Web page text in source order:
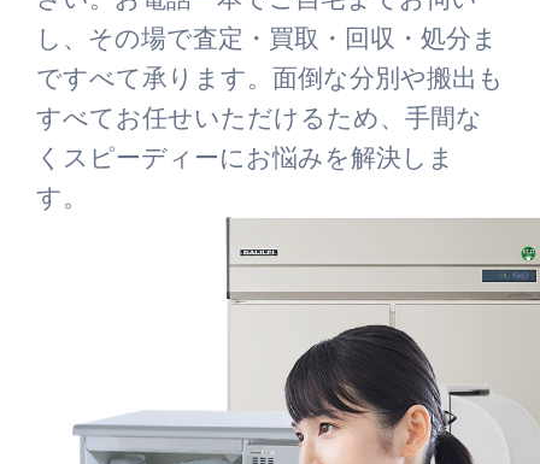
し、その場で査定・買取・回収・処分ま
ですべて承ります。面倒な分別や搬出も
すべてお任せいただけるため、手間な
くスピーディーにお悩みを解決しま
す。